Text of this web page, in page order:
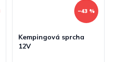
–43 %
Kempingová sprcha
12V